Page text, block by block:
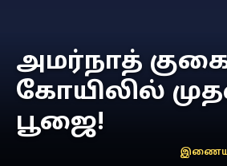
அமர்நாத்
கோயிலில்
பூஜை!